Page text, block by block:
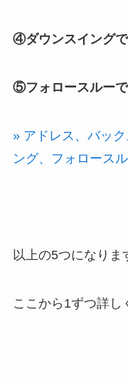
④ダウンスイング
⑤フォロースルー
» アドレス、バッ
ング、フォロース
以上の5つになりま
ここから1ずつ詳し